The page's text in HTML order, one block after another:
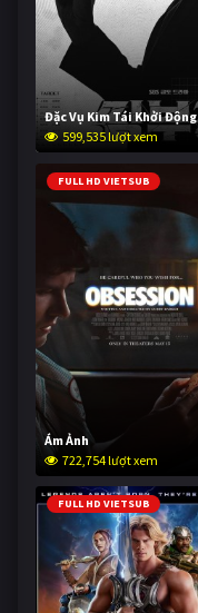
Đặc Vụ Kim Tái Khởi Động
599,535 lượt xem
FULL HD VIETSUB
Ám Ảnh
722,754 lượt xem
FULL HD VIETSUB